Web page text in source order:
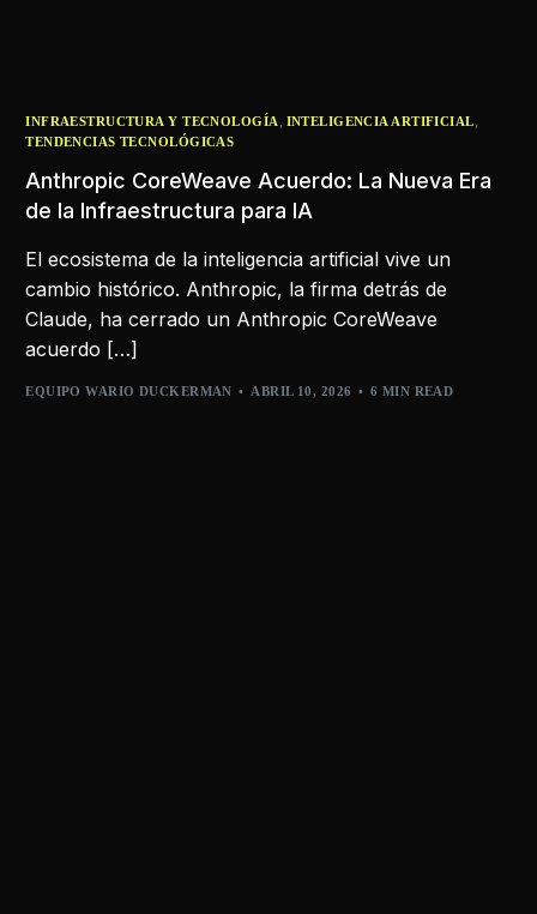
INFRAESTRUCTURA Y TECNOLOGÍA , INTELIGENCIA ARTIFICIAL,
TENDENCIAS TECNOLÓGICAS
Anthropic CoreWeave Acuerdo: La Nueva Era
de la Infraestructura para IA
El ecosistema de la inteligencia artificial vive un
cambio histórico. Anthropic, la firma detrás de
Claude, ha cerrado un Anthropic CoreWeave
acuerdo […]
EQUIPO WARIO DUCKERMAN ABRIL 10, 2026 6 MIN READ